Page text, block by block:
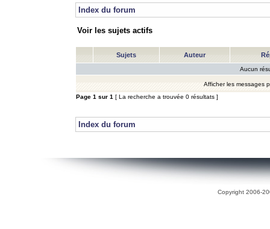
Index du forum
Voir les sujets actifs
Sujets Auteur
Aucun
Afficher les messages
Page 1 sur 1 [ La recherche a trouvée 0 résultats ]
Index du forum
Copyright 2006-